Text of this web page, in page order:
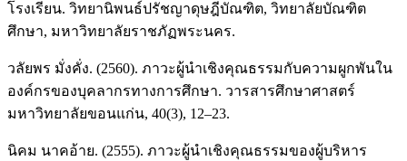
โรงเรียน. วิทยานิพนธ์ปรัชญาดุษฎีบัณฑิต, วิทยาลัยบัณฑิต
ศึกษา, มหาวิทยาลัยราชภัฏพระนคร.
วลัยพร มั่งคั่ง. (2560). ภาวะผู้นำเชิงคุณธรรมกับความผูกพันใน
องค์กรของบุคลากรทางการศึกษา. วารสารศึกษาศาสตร์
มหาวิทยาลัยขอนแก่น, 40(3), 12–23.
นิคม นาคอ้าย. (2555). ภาวะผู้นำเชิงคุณธรรมของผู้บริหาร